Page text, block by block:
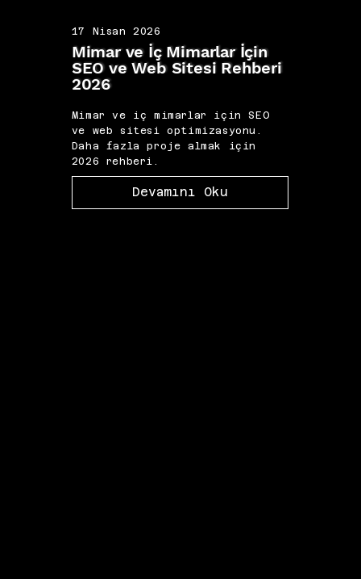
17 Nisan 2026
Mimar ve İç Mimarlar İçin
SEO ve Web Sitesi Rehberi
2026
Mimar ve iç mimarlar için SEO
ve web sitesi optimizasyonu.
Daha fazla proje almak için
2026 rehberi.
Devamını Oku